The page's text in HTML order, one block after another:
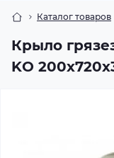
Каталог товаров
Крыло
KO